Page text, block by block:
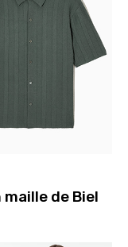
maille de Biel